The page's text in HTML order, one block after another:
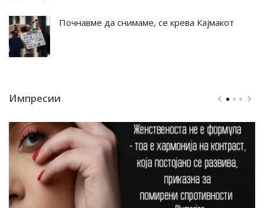
Почнавме да снимаме, се крева Кајмакот
Импресии